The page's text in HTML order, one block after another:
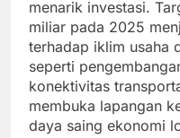
menarik investasi.
miliar pada 2025
terhadap iklim usaha
seperti
konektivitas
membuka lapangan
daya saing ekonomi